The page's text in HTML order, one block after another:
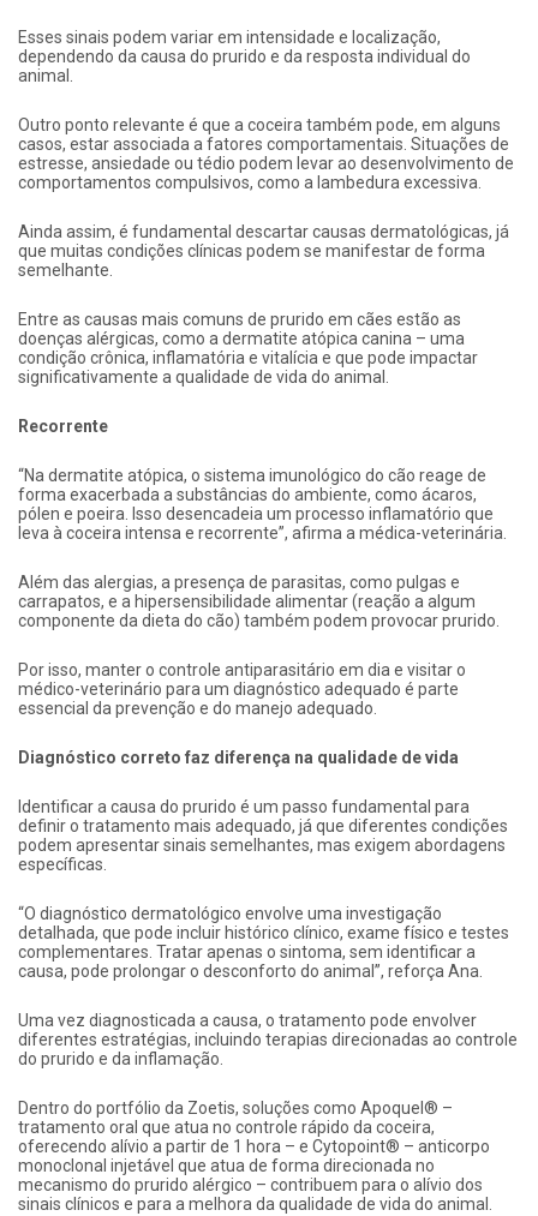
Esses sinais podem variar em intensidade e localização,
dependendo da causa do prurido e da resposta individual do
animal.
Outro ponto relevante é que a coceira também pode, em alguns
casos, estar associada a fatores comportamentais. Situações de
estresse, ansiedade ou tédio podem levar ao desenvolvimento de
comportamentos compulsivos, como a lambedura excessiva.
Ainda assim, é fundamental descartar causas dermatológicas, já
que muitas condições clínicas podem se manifestar de forma
semelhante.
Entre as causas mais comuns de prurido em cães estão as
doenças alérgicas, como a dermatite atópica canina – uma
condição crônica, inflamatória e vitalícia e que pode impactar
significativamente a qualidade de vida do animal.
Recorrente
“Na dermatite atópica, o sistema imunológico do cão reage de
forma exacerbada a substâncias do ambiente, como ácaros,
pólen e poeira. Isso desencadeia um processo inflamatório que
leva à coceira intensa e recorrente”, afirma a médica-veterinária.
Além das alergias, a presença de parasitas, como pulgas e
carrapatos, e a hipersensibilidade alimentar (reação a algum
componente da dieta do cão) também podem provocar prurido.
Por isso, manter o controle antiparasitário em dia e visitar o
médico-veterinário para um diagnóstico adequado é parte
essencial da prevenção e do manejo adequado.
Diagnóstico correto faz diferença na qualidade de vida
Identificar a causa do prurido é um passo fundamental para
definir o tratamento mais adequado, já que diferentes condições
podem apresentar sinais semelhantes, mas exigem abordagens
específicas.
“O diagnóstico dermatológico envolve uma investigação
detalhada, que pode incluir histórico clínico, exame físico e testes
complementares. Tratar apenas o sintoma, sem identificar a
causa, pode prolongar o desconforto do animal”, reforça Ana.
Uma vez diagnosticada a causa, o tratamento pode envolver
diferentes estratégias, incluindo terapias direcionadas ao controle
do prurido e da inflamação.
Dentro do portfólio da Zoetis, soluções como Apoquel® –
tratamento oral que atua no controle rápido da coceira,
oferecendo alívio a partir de 1 hora – e Cytopoint® – anticorpo
monoclonal injetável que atua de forma direcionada no
mecanismo do prurido alérgico – contribuem para o alívio dos
sinais clínicos e para a melhora da qualidade de vida do animal.